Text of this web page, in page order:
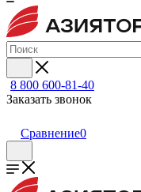
8 800 600-81-40
Заказать звонок
Сравнение0